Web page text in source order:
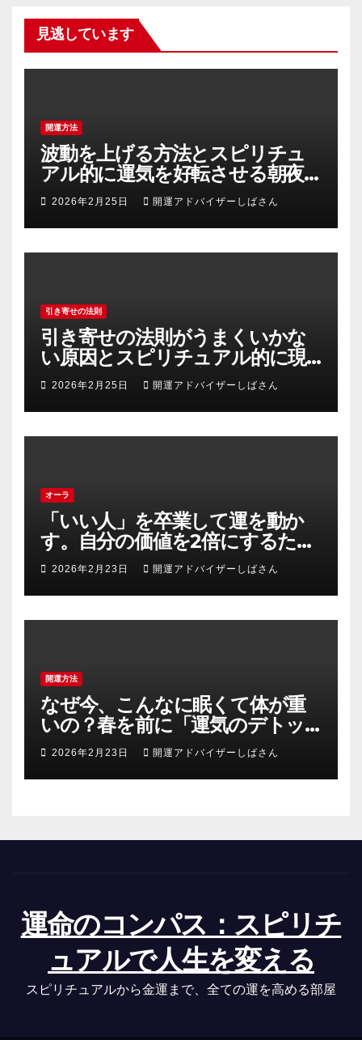
ー
ジ
り
見逃しています
開運方法
波動を上げる方法とスピリチュ
アル的に運気を好転させる朝夜
の具体的習慣
2026年2月25日 開運アドバイザーしばさん
引き寄せの法則
引き寄せの法則がうまくいかな
い原因とスピリチュアル的に現
実を動かす正しい実践方法
2026年2月25日 開運アドバイザーしばさん
オーラ
「いい人」を卒業して運を動か
す。自分の価値を2倍にするため
の「エネルギーの安売り」禁止
2026年2月23日 開運アドバイザーしばさん
開運方法
なぜ今、こんなに眠くて体が重
いの？春を前に「運気のデトッ
クス」を成功させる3つの浄化術
2026年2月23日 開運アドバイザーしばさん
運命のコンパス：スピリチ
ュアルで人生を変える
スピリチュアルから金運まで、全ての運を高める部屋